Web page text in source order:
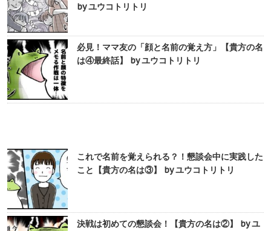
by ユウコトリトリ
必見！ママ友の「顔と名前の覚え方」【貴方の名
は④最終話】 by ユウコトリトリ
これで名前を覚えられる？！懇談会中に実践した
こと【貴方の名は③】 by ユウコトリトリ
決戦は初めての懇談会！【貴方の名は②】 by ユ